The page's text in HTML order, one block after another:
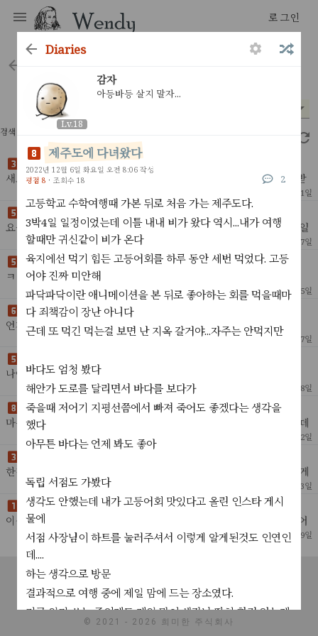
로그인
검색 결과 91개 2.12초
평소와 똑같이 스트레스로 입맛을 잃었다
새로운 환경에 들어가기만 하면 아무것도 안해도 한없이 스트레스 받
는 나새끼...최근 달리기도 시작해서몸무게는 순조롭게 내려가고 있다
요즘같아선 걍 자다가 죽었음 좋겠고 막 그렇다
2026년 7월 21일
날이 더워서 그런가
요즘은 거의 매일 우울하다사람들하고 자주 만나고 책도 읽고 잠도 일
찍 자고 달리기도 시작했는데 우울이 자꾸 내 발목을 잡아 자다가도 몇
번씩 깬다사는게 너무 버겁게 느껴지고앞으로가
2026년 7월 17일
첫출근 하고싶지않아
ㅋㅋㅋㅋ2년 존버한 직장 들어가는데까진 성공했는데...텃세 심하면
어떡하지?내가 폐급 직원이면 어떡하지?그러다 잘리면 어떡하지?따
위의 망상으로 인생을 허비하고 있다개멍청한 새끼들도
2026년 7월 5일
걱정을 해서 걱정이 없어지면 걱정이 없겠네
언제까지 마음 무겁게 살아가야 하냐고...
2026년 6월 27일
나이 먹을수록 더 빨리 가는듯..요즘은 그냥 정신이없다 그저 일요일
아침에 화실 갈 생각에 들뜰 뿐..
2026년 4월 28일
요즘은 그냥 별 일 없이 산다
마음 비우려고 노력하는중....공부도 해야되는데 너무 하기싫고ㅠ 근데
이거때문에 스트레스 안받으려고 하는데 쉽지가 않다스트레스 안받으
려면 공부를 하면 되는데 ㅋㅋㅋㅋ안하고 있죵~
2026년 3월 22일
한창 사람 많이 만나고 다녔을때 그 사람들의 고민도 자연스럽게 듣게
됐는데난 그때마다 확신에 차서 다 잘될거라고느낌이 온다고 걱정하
지 말라고 말해줬었다실제로도 그런 느낌이 들었음
2025년 10월 13일
새벽까지 안자기 금지
이상한 생각 금지 인생 지긋지긋하다고 생각하기 금지!!!!아침에 일어
나서 씻고 밥먹고 도서관 가기
14 2025년 10월 9일
한없이 미루는 인생~
10년 넘게 미루다 두 달동안 면허 따기10년 넘게 미루다 한달만에 사
랑니 네개 발치3년 고민하다 민화 배우기...심지어 민화 화실에서 꽤 칭
찬 받고있다다들 나보고 잘그린대~!!!
드디어 탄핵
임기 꽉 채울줄 알았는데지 발로 그걸 차버린 개멍청한 새끼에게 박수
공지사항 서비스소개
개인정보처리방침
© 2021 - 2026 희미한 주식회사
diaries
Lv.18
감자
아등바등 살지 말자...
제주도에 다녀왔다
2022년 12월 6일 화요일 오전 8:06 작성
평점 8 · 조회수 18 2
고등학교 수학여행때 가본 뒤로 처음 가는 제주도다.
3박4일 일정이었는데 이틀 내내 비가 왔다 역시...내가 여행
할때만 귀신같이 비가 온다
육지에선 먹기 힘든 고등어회를 하루 동안 세번 먹었다. 고등
어야 진짜 미안해
파닥파닥이란 애니메이션을 본 뒤로 좋아하는 회를 먹을때마
다 죄책감이 장난 아니다
근데 또 먹긴 먹는걸 보면 난 지옥 갈거야...자주는 안먹지만
바다도 엄청 봤다
해안가 도로를 달리면서 바다를 보다가
죽을때 저어기 지평선쯤에서 빠져 죽어도 좋겠다는 생각을
했다
아무튼 바다는 언제 봐도 좋아
독립 서점도 가봤다
생각도 안했는데 내가 고등어회 맛있다고 올린 인스타 게시
물에
서점 사장님이 하트를 눌러주셔서 이렇게 알게된것도 인연인
데....
하는 생각으로 방문
결과적으로 여행 중에 제일 맘에 드는 장소였다.
지금 일기 쓰는 중인데도 제일 많이 생각남 딱히 한건 없는데